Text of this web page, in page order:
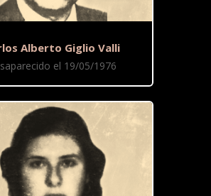
Alberto Giglio Valli
el 19/05/1976